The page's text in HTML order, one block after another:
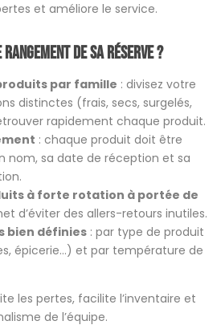
et améliore le service.
de sa réserve ?
par famille : divisez votre
distinctes (frais, secs, surgelés,
rapidement chaque produit.
: chaque produit doit être
nom, sa date de réception et sa
à forte rotation à portée de
d’éviter des allers-retours inutiles.
bien définies : par type de produit
épicerie…) et par température de
les pertes, facilite l’inventaire et
de l’équipe.